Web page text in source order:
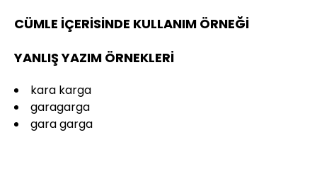
CÜMLE İÇERİSİNDE KULLANIM ÖRNEĞİ
YANLIŞ YAZIM ÖRNEKLERİ
kara karga
garagarga
gara garga